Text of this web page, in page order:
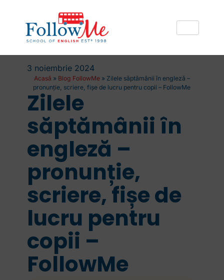
3 noiembrie 2024
Acasă » Blog FollowMe» Zilele săptămânii în engleză –
pronunție, scriere, fișe de lucru pentru copii – FollowMe
Zilele
săptămânii în
engleză –
pronunție,
scriere, fișe de
lucru pentru
copii –
FollowMe